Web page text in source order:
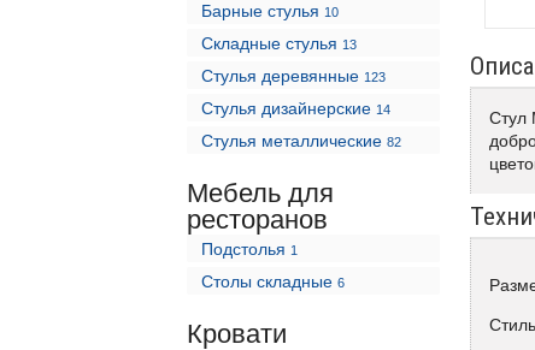
Барные стулья 10
Складные стулья 13
Стулья деревянные 123
Стулья дизайнерские 14
Стулья металлические 82
Мебель для
ресторанов
Подстолья 1
Столы складные 6
Кровати
Стул